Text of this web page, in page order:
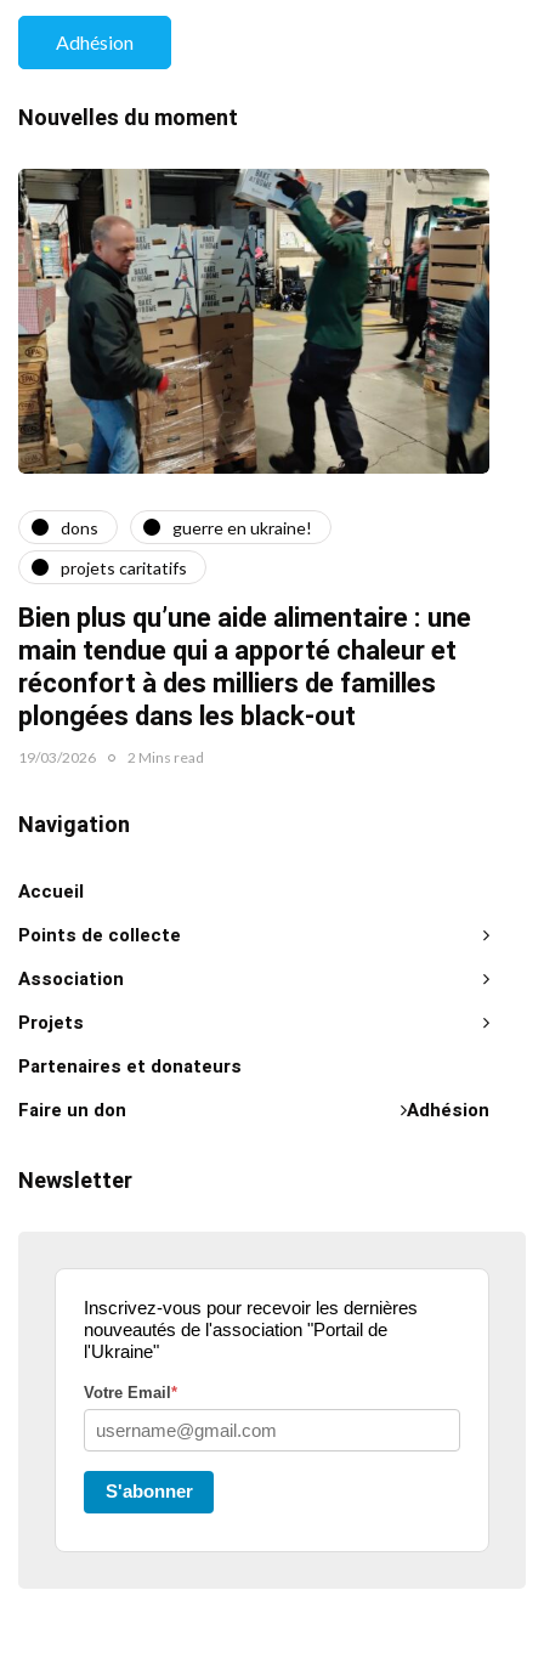
Adhésion
Nouvelles du moment
dons
guerre en ukraine!
projets caritatifs
Bien plus qu’une aide alimentaire : une
main tendue qui a apporté chaleur et
réconfort à des milliers de familles
plongées dans les black-out
19/03/2026 2 Mins read
Navigation
Accueil
Points de collecte
Association
Projets
Partenaires et donateurs
Adhésion
Faire un don
Newsletter
Inscrivez-vous pour recevoir les dernières
nouveautés de l'association "Portail de
l'Ukraine"
Votre Email *
S'abonner